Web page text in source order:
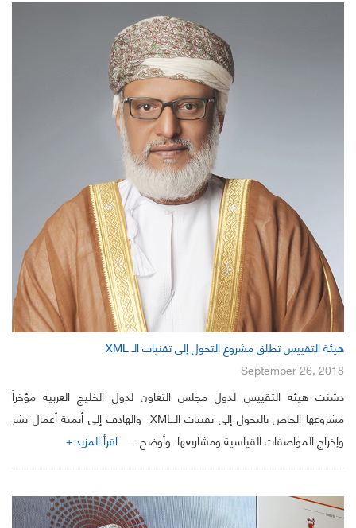
هيئة التقييس تطلق مشروع التحول إلى تقنيات الـ XML
September 26, 2018
دشنت هيئة التقييس لدول مجلس التعاون لدول الخليج العربية مؤخراً
مشروعها الخاص بالتحول إلى تقنيات الـXML والهادف إلى أتمتة أعمال نشر
وإخراج المواصفات القياسية ومشاريعها. وأوضح ... اقرأ المزيد +